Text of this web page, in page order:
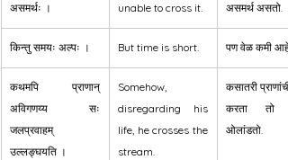
असमर्थः ।
unable to cross it.
असमर्थ असतो.
किन्तु समयः अल्पः । But time is short. पण वेळ कमी आहे.
कथमपि प्राणान्
अविगणय्य सः
जलप्रवाहम्
उल्लङ्घयति ।
Somehow,
disregarding his
life, he crosses the
stream.
कसातरी प्राणांची
करता तो
ओलांडतो.